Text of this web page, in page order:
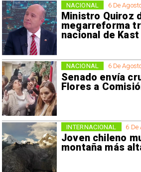
6 De
Ministro Quiroz
megarreforma
nacional de Kast
NACIONAL
6 De
Senado envía
Flores a
NACIONAL
6 De
Joven chileno
montaña más
INTERNACIONAL